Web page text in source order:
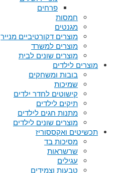
פרחים
חמסות
מגנטים
מוצרים דקורטיביים מנייר
מוצרים למשרד
מוצרים שונים לבית
מוצרים לילדים
בובות ומשחקים
שמיכות
קישוטים לחדר ילדים
תיקים לילדים
מתנות חגים לילדים
מוצרים שונים לילדים
תכשיטים ואקססוריז
מסיכות בד
שרשראות
עגילים
טבעות וצמידים